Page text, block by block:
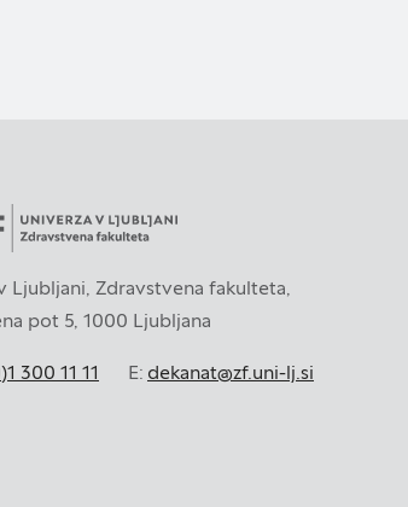
Ljubljani, Zdravstvena fakulteta,
pot 5, 1000 Ljubljana
300 11 11 E: dekanat@zf.uni-lj.si